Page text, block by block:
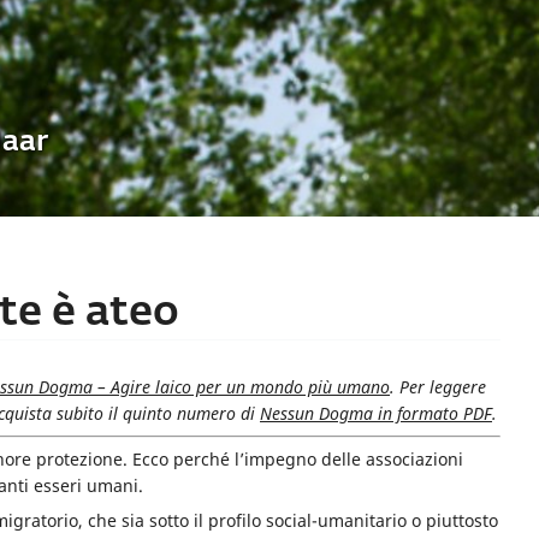
è ateo
Dogma – Agire laico per un mondo più umano. Per leggere
subito il quinto numero di Nessun Dogma in formato PDF.
protezione. Ecco perché l’impegno delle associazioni
esseri umani.
che sia sotto il profilo social-umanitario o piuttosto